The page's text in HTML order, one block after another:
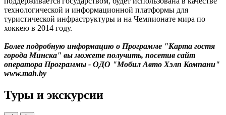
технологической и информационной платформы для
туристической инфраструктуры и на Чемпионате мира по
хоккею в 2014 году.
Более подробную информацию о Программе "Карта гостя
города Минска" вы можете получить, посетив сайт
оператора Программы - ОДО "Мобил Авто Хэлп Компани"
www.mah.by
Туры и экскурсии